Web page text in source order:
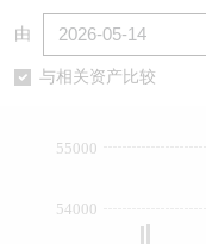
由
与相关资产比较
54000
55000
认股证/牛熊证日志
牛熊证到期结算价查找
中资ETFs溢价比较